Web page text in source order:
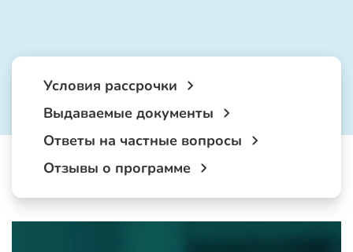
Условия рассрочки
Выдаваемые документы
Ответы на частные вопросы
Отзывы о программе